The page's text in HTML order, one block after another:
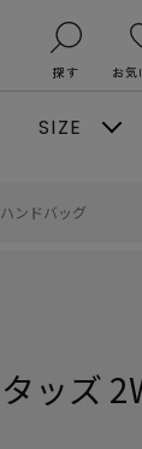
探す お気
SIZE
ンドバッグ
ッズ